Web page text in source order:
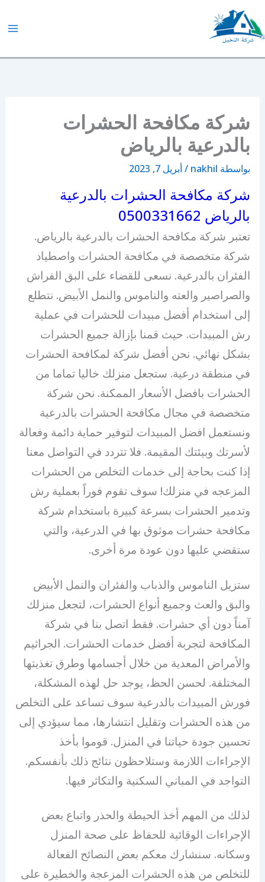
تخطي
إلى
المحتوى
شركة مكافحة الحشرات
بالدرعية بالرياض
بواسطة nakhil
/أبريل 7, 2023
شركة مكافحة الحشرات بالدرعية
بالرياض 0500331662
تعتبر شركة مكافحة الحشرات بالدرعية بالرياض.
شركة متخصصة في مكافحة الحشرات واصطياد
الفئران بالدرعية. نسعى للقضاء على البق الفراش
والصراصير والعته والناموس والنمل الأبيض. نتطلع
إلى استخدام أفضل مبيدات للحشرات في عملية
رش المبيدات. حيث قمنا بإزالة جميع الحشرات
بشكل نهائي. نحن أفضل شركة لمكافحة الحشرات
في منطقة درعية. ستجعل منزلك خاليا تماما من
الحشرات بافضل الأسعار الممكنة. نحن شركة
متخصصة في مجال مكافحة الحشرات بالدرعية
ونستعمل افضل المبيدات لتوفير حماية دائمة وفعالة
لأسرتك وبيئتك المقيمة. فلا تتردد في التواصل معنا
إذا كنت بحاجة إلى خدمات التخلص من الحشرات
المزعجه في منزلك! سوف تقوم فوراً بعملية رش
وتدمير الحشرات بسرعة كبيرة باستخدام شركة
مكافحة حشرات موثوق بها في الدرعية، والتي
ستقضي عليها دون عودة مرة أخرى.
ستزيل الناموس والذباب والفئران والنمل الأبيض
والبق والعث وجميع أنواع الحشرات، لتجعل منزلك
آمناً دون أي حشرات. فقط اتصل بنا في شركة
المكافحة لتجربة أفضل خدمات الحشرات. الجراثيم
والأمراض المعدية من خلال أجسامها وطرق تغذيتها
المختلفة. لحسن الحظ، يوجد حل لهذه المشكلة،
فورش المبيدات بالدرعية سوف تساعد على التخلص
من هذه الحشرات وتقليل انتشارها، مما سيؤدي إلى
تحسين جودة حياتنا في المنزل. قوموا بأخذ
الإجراءات اللازمة وستلاحظون نتائج ذلك بأنفسكم.
التواجد في المباني السكنية والتكاثر فيها.
لذلك من المهم أخذ الحيطة والحذر واتباع بعض
الإجراءات الوقائية للحفاظ على صحة المنزل
وسكانه. سنشارك معكم بعض النصائح الفعالة
للتخلص من هذه الحشرات المزعجة والخطيرة على